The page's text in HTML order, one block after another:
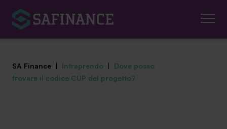
SA Finance | Intraprendo | Dove posso
trovare il codice CUP del progetto?